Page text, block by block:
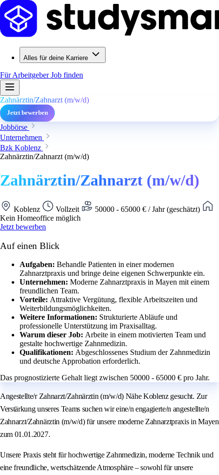
Alles für deine Karriere
Für ArbeitgeberJob finden
Zahnärztin/Zahnarzt (m/w/d)
Jetzt bewerben
Jobbörse
Unternehmen
Bzk Koblenz
Zahnärztin/Zahnarzt (m/w/d)
Zahnärztin/Zahnarzt (m/w/d)
Koblenz Vollzeit
50000 - 65000 € / Jahr (geschätzt)
Kein Homeoffice möglich
Jetzt bewerben
Auf einen Blick
Aufgaben: Behandle Patienten in einer modernen
Zahnarztpraxis und bringe deine eigenen Schwerpunkte ein.
Unternehmen: Moderne Zahnarztpraxis in Mayen mit einem
freundlichen Team.
Vorteile: Attraktive Vergütung, flexible Arbeitszeiten und
Weiterbildungsmöglichkeiten.
Weitere Informationen: Strukturierte Abläufe und
professionelle Unterstützung im Praxisalltag.
Warum dieser Job: Arbeite in einem motivierten Team und
gestalte hochwertige Zahnmedizin.
Qualifikationen: Abgeschlossenes Studium der Zahnmedizin
und deutsche Approbation erforderlich.
Das prognostizierte Gehalt liegt zwischen 50000 - 65000 € pro Jahr.
Angestellte/r Zahnarzt/Zahnärztin (m/w/d) Nähe Koblenz gesucht. Zur
Verstärkung unseres Teams suchen wir eine/n engagierte/n angestellte/n
Zahnarzt/Zahnärztin (m/w/d) für unsere moderne Zahnarztpraxis in Mayen
zum 01.01.2027.
Unsere Praxis steht für hochwertige Zahnmedizin, moderne Technik und
eine freundliche, wertschätzende Atmosphäre – sowohl für unsere